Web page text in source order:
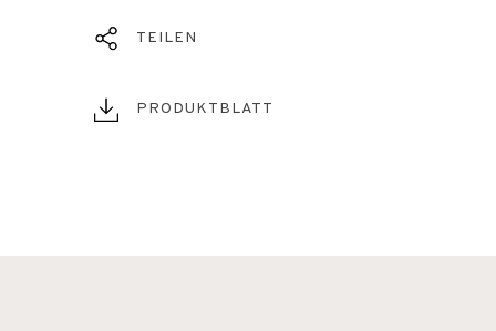
TEILEN
PRODUKTBLATT